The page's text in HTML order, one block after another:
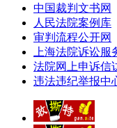
中国裁判文书网
人民法院案例库
审判流程公开网
上海法院诉讼服
法院网上申诉信
违法违纪举报中